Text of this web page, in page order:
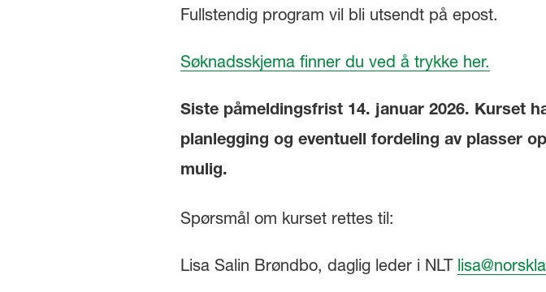
Fullstendig program vil bli utsendt på epost.
Søknadsskjema finner du ved å trykke her.
Siste påmeldingsfrist 14. januar 2026. Kurset
planlegging og eventuell fordeling av plasser
mulig.
Spørsmål om kurset rettes til:
Lisa Salin Brøndbo, daglig leder i NLT